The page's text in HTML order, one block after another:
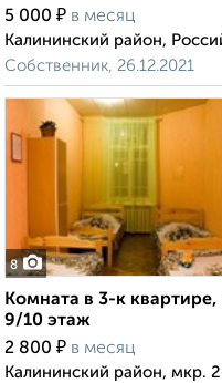
5 000 ₽ в месяц
Калининский район,
Собственник, 26.12.2021
8
Комната в 3-к
9/10 этаж
2 800 ₽ в месяц
Калининский район, мкр.